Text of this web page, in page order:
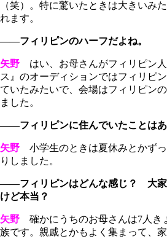
（笑）。特に驚いたときは大きいみ
れます。
――フィリピンのハーフだよね。
矢野 はい、お母さんがフィリピン
ス』のオーディションではフィリピ
ていたみたいで、会場はフィリピン
ました。
――フィリピンに住んでいたことはあ
矢野 小学生のときは夏休みとかず
りしました。
――フィリピンはどんな感じ？ 大家
けど本当？
矢野 確かにうちのお母さんは7人き
族です。親戚とかもよく集まって、